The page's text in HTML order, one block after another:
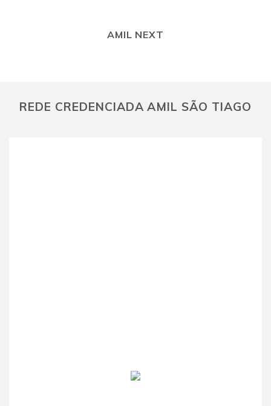
AMIL NEXT
REDE CREDENCIADA AMIL SÃO TIAGO